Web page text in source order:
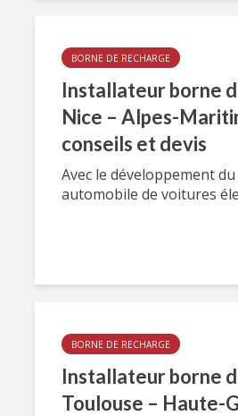
BORNE DE RECHARGE
Installateur borne
Nice – Alpes-
conseils et devis
Avec le développement
automobile de voitures
BORNE DE RECHARGE
Installateur borne
Toulouse – Haute-